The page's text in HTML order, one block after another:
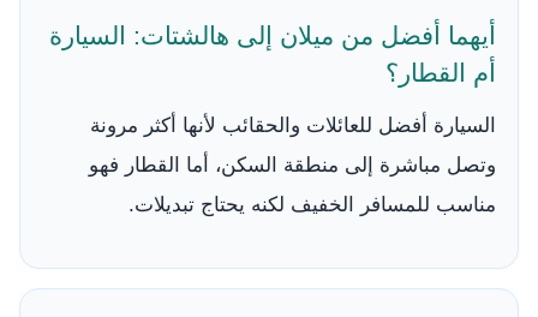
أيهما أفضل من ميلان إلى هالشتات: السيارة
أم القطار؟
السيارة أفضل للعائلات والحقائب لأنها أكثر مرونة
وتصل مباشرة إلى منطقة السكن، أما القطار فهو
مناسب للمسافر الخفيف لكنه يحتاج تبديلات.